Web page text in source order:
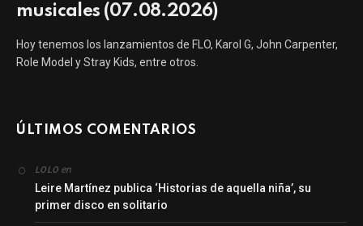
musicales (07.08.2026)
Hoy tenemos los lanzamientos de FLO, Karol G, John Carpenter,
Role Model y Stray Kids, entre otros.
ÚLTIMOS COMENTARIOS
LOLO en
Leire Martínez publica ‘Historias de aquella niña’, su
primer disco en solitario